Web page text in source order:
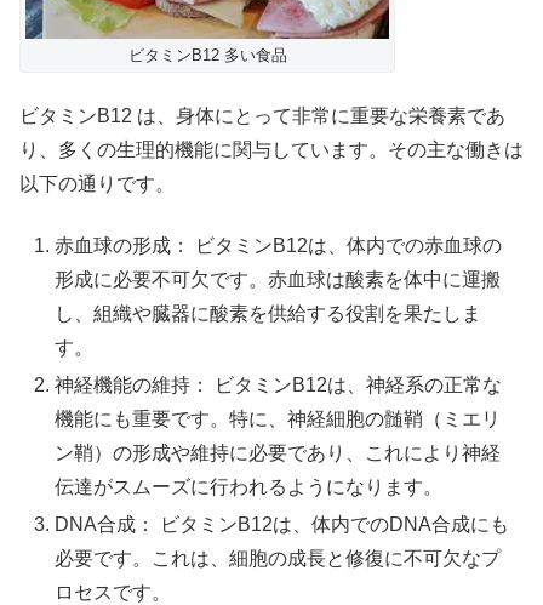
ビタミンB12 多い食品
ビタミンB12 は、身体にとって非常に重要な栄養素であ
り、多くの生理的機能に関与しています。その主な働きは
以下の通りです。
赤血球の形成： ビタミンB12は、体内での赤血球の
形成に必要不可欠です。赤血球は酸素を体中に運搬
し、組織や臓器に酸素を供給する役割を果たしま
す。
神経機能の維持： ビタミンB12は、神経系の正常な
機能にも重要です。特に、神経細胞の髄鞘（ミエリ
ン鞘）の形成や維持に必要であり、これにより神経
伝達がスムーズに行われるようになります。
DNA合成： ビタミンB12は、体内でのDNA合成にも
必要です。これは、細胞の成長と修復に不可欠なプ
ロセスです。